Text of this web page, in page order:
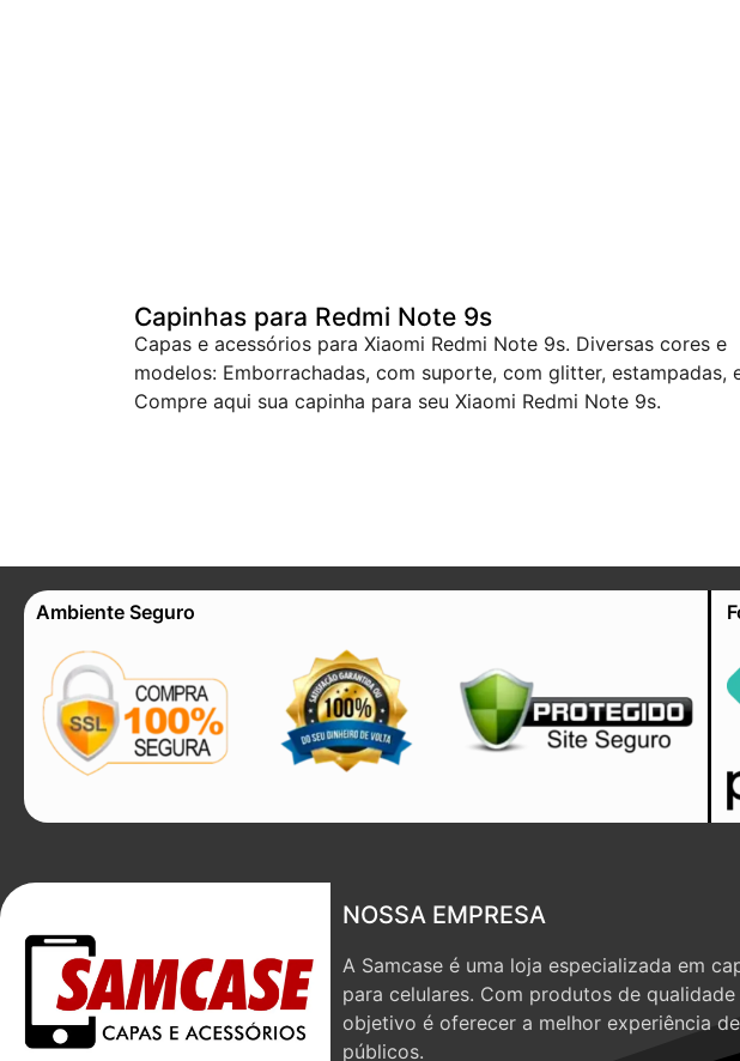
Capinhas para Redmi Note 9s
Capas e acessórios para Xiaomi Redmi Note 9s. Diversas cores e
modelos: Emborrachadas, com suporte, com glitter, estampadas,
Compre aqui sua capinha para seu Xiaomi Redmi Note 9s.
Ambiente Seguro
NOSSA EMPRESA
A Samcase é uma loja especializada em
para celulares. Com produtos de
objetivo é oferecer a melhor experiência
públicos.